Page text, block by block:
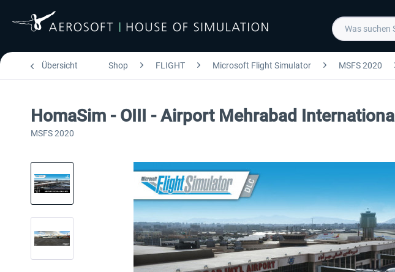
Übersicht Shop FLIGHT Microsoft Flight Simulator MSFS 2020
HomaSim - OIII - Airport Mehrabad International
MSFS 2020